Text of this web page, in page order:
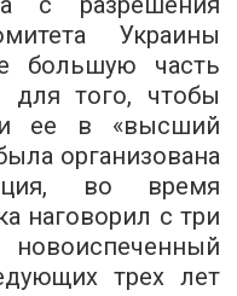
Украины
большую часть
для того, чтобы
ее в «высший
организована
во время
наговорил с три
трех лет